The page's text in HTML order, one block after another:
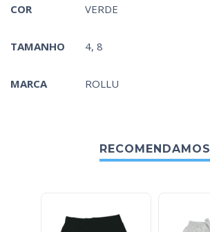
COR
VERDE
TAMANHO 4, 8
MARCA ROLLU
RECOMENDAMOS